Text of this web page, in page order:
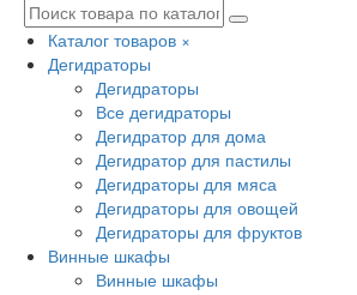
Каталог товаров ×
Дегидраторы
Дегидраторы
Все дегидраторы
Дегидратор для дома
Дегидратор для пастилы
Дегидраторы для мяса
Дегидраторы для овощей
Дегидраторы для фруктов
Винные шкафы
Винные шкафы